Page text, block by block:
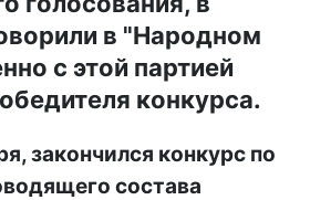
в "Народном
с этой партией
конкурса.
закончился конкурс по
состава